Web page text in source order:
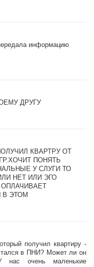
информацию
ДРУГУ
КВАРТРУ ОТ
ПОНЯТЬ
У СЛУГИ ТО
НЕТ ИЛИ ЭГО
В ЭТОМ
получил квартиру -
в ПНИ? Может ли он
нас очень маленькие